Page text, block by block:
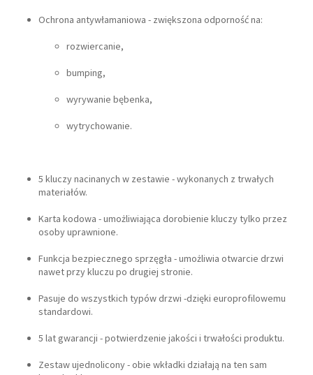
Ochrona antywłamaniowa - zwiększona odporność na:
rozwiercanie,
bumping,
wyrywanie bębenka,
wytrychowanie.
5 kluczy nacinanych w zestawie - wykonanych z trwałych
materiałów.
Karta kodowa - umożliwiająca dorobienie kluczy tylko przez
osoby uprawnione.
Funkcja bezpiecznego sprzęgła - umożliwia otwarcie drzwi
nawet przy kluczu po drugiej stronie.
Pasuje do wszystkich typów drzwi -dzięki europrofilowemu
standardowi.
5 lat gwarancji - potwierdzenie jakości i trwałości produktu.
Zestaw ujednolicony - obie wkładki działają na ten sam